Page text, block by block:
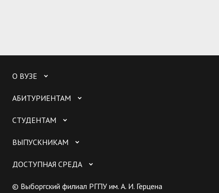
О ВУЗЕ
АБИТУРИЕНТАМ
СТУДЕНТАМ
ВЫПУСКНИКАМ
ДОСТУПНАЯ СРЕДА
© Выборгский филиал РГПУ им. А. И. Герцена